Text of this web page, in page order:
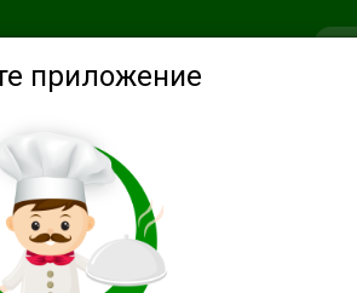
Советы Войти
приложение